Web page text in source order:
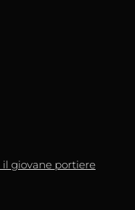
il giovane portiere